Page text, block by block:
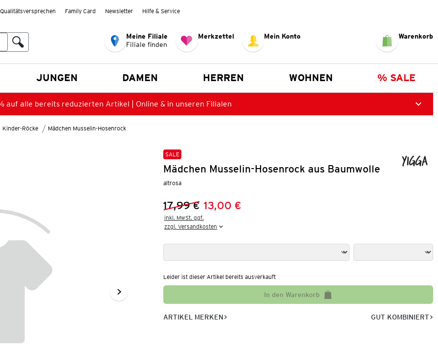
Qualitätsversprechen Family Card Newsletter Hilfe & Service
Meine Filiale
Filiale finden
Merkzettel Mein Konto Warenkorb
JUNGEN DAMEN HERREN WOHNEN % SALE
auf alle bereits reduzierten Artikel | Online & in unseren Filialen
Kinder-Röcke Mädchen Musselin-Hosenrock
SALE
Mädchen Musselin-Hosenrock aus Baumwolle
altrosa
Vorheriger Preis:
17,99 €
Neuer Preis:
13,00 €
inkl. MwSt. ggf.
zzgl. Versandkosten
Leider ist dieser Artikel bereits ausverkauft
In den Warenkorb
ARTIKEL MERKEN GUT KOMBINIERT